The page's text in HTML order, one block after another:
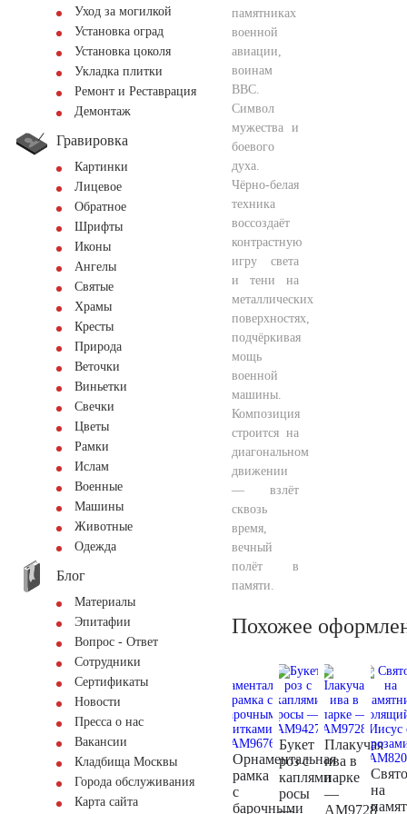
Уход за могилкой
Установка оград
Установка цоколя
Укладка плитки
Ремонт и Реставрация
Демонтаж
Гравировка
Картинки
Лицевое
Обратное
Шрифты
Иконы
Ангелы
Святые
Храмы
Кресты
Природа
Веточки
Виньетки
Свечки
Цветы
Рамки
Ислам
Военные
Машины
Животные
Одежда
Блог
Материалы
Эпитафии
Вопрос - Ответ
Сотрудники
Сертификаты
Новости
Пресса о нас
Вакансии
Кладбища Москвы
Города обслуживания
Карта сайта
памятниках
военной
авиации,
воинам
ВВС.
Символ
мужества и
боевого
духа.
Чёрно-белая
техника
воссоздаёт
контрастную
игру света
и тени на
металлических
поверхностях,
подчёркивая
мощь
военной
машины.
Композиция
строится на
диагональном
движении
— взлёт
сквозь
время,
вечный
полёт в
памяти.
Похожее
Орнаментальная
рамка
с
барочными
Букет
роз с
каплями
росы
—
Плакучая
ива в
парке
—
AM9728
на